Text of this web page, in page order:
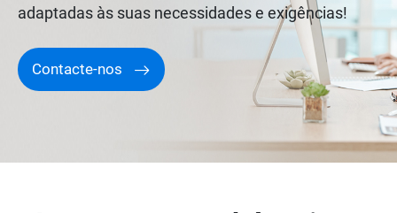
adaptadas às suas necessidades e exigências!
Contacte-nos